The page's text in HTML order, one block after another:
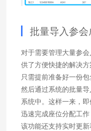
批量导入参会
对于需要管理大量参
供了方便快捷的解决
只需提前准备好一份
然后通过系统的批量
系统中。这样一来，
迅速完成座位分配工
该功能还支持实时更